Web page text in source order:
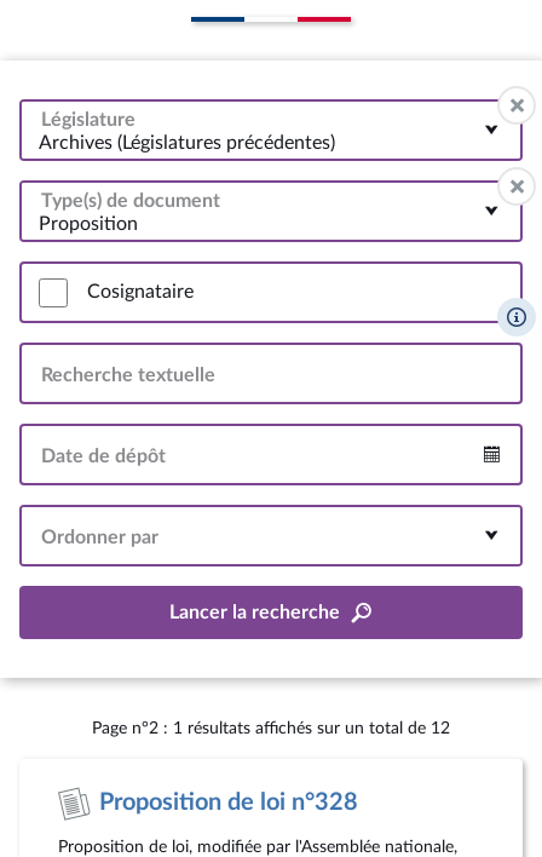
Législature
Archives (Législatures précédentes)
Type(s) de document
Proposition
Cosignataire
Recherche textuelle
Date de dépôt
Ordonner par
Lancer la recherche
Page n°2 : 1 résultats affichés sur un total de 12
Proposition de loi n°328
Proposition de loi, modifiée par l'Assemblée nationale,